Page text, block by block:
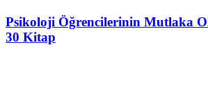
Psikoloji Öğrencilerinin Mutlaka
30 Kitap